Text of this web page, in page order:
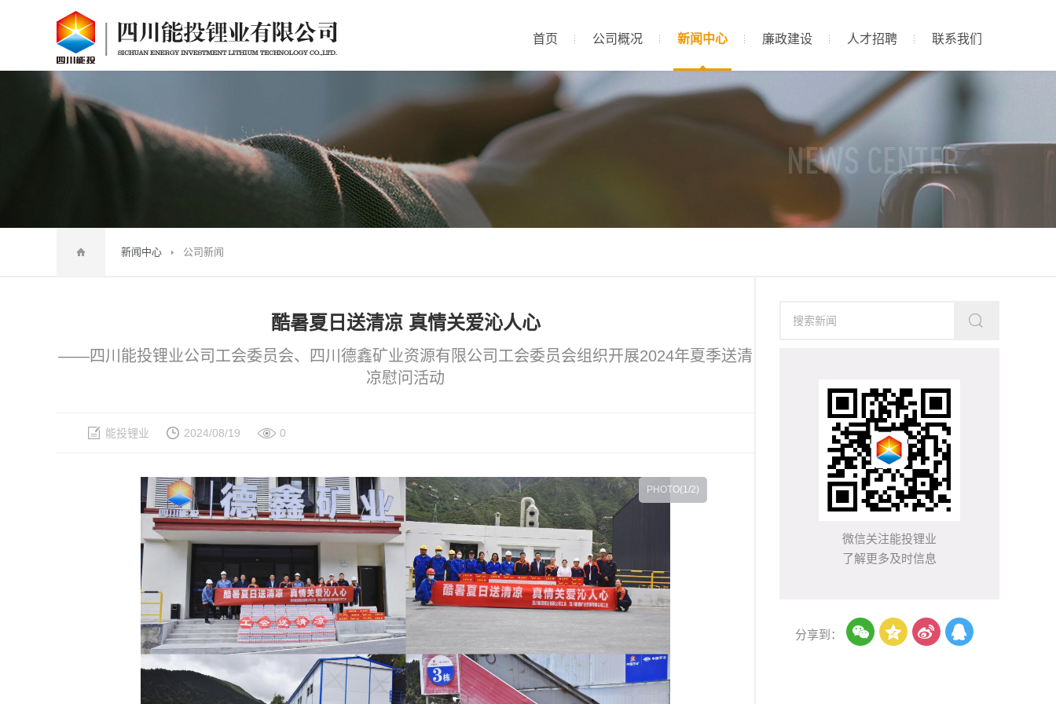
首页 公司概况 新闻中心 廉政建设 人才招聘 联系我们
NEWS CENTER
新闻中心 公司新闻
酷暑夏日送清凉 真情关爱沁人心
——四川能投锂业公司工会委员会、四川德鑫矿业资源有限公司工会委员会组织开展2024年夏季送清
凉慰问活动
能投锂业 2024/08/19 0
PHOTO(1/2)

微信关注能投锂业
了解更多及时信息
分享到：    